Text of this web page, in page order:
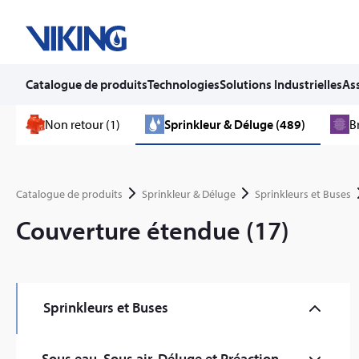
Catalogue de produitsTechnologiesSolutions Industrielles
Non retour (1) Sprinkleur & Déluge (489)
Catalogue de produits Sprinkleur & Déluge Sprinkleurs et Buses
Couverture étendue (17)
Sprinkleurs et Buses
Commercial (59)